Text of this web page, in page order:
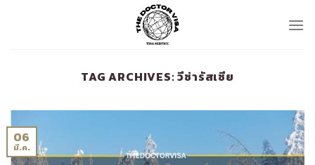
TAG ARCHIVES:วีซ่ารัสเซีย
06
มี.ค.